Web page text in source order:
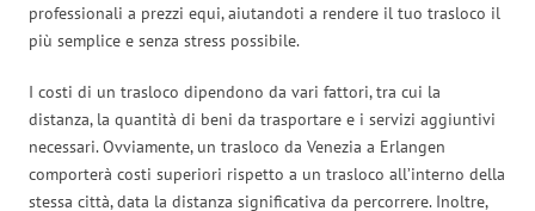
professionali a prezzi equi, aiutandoti a rendere il tuo trasloco il
più semplice e senza stress possibile.
I costi di un trasloco dipendono da vari fattori, tra cui la
distanza, la quantità di beni da trasportare e i servizi aggiuntivi
necessari. Ovviamente, un trasloco da Venezia a Erlangen
comporterà costi superiori rispetto a un trasloco all’interno della
stessa città, data la distanza significativa da percorrere. Inoltre,